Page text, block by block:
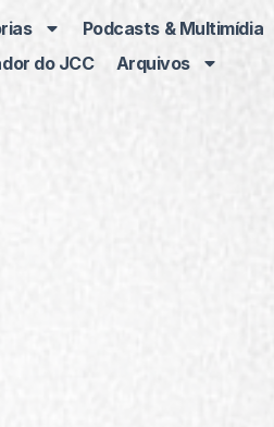
Podcasts & Multimídia
do JCC
Arquivos